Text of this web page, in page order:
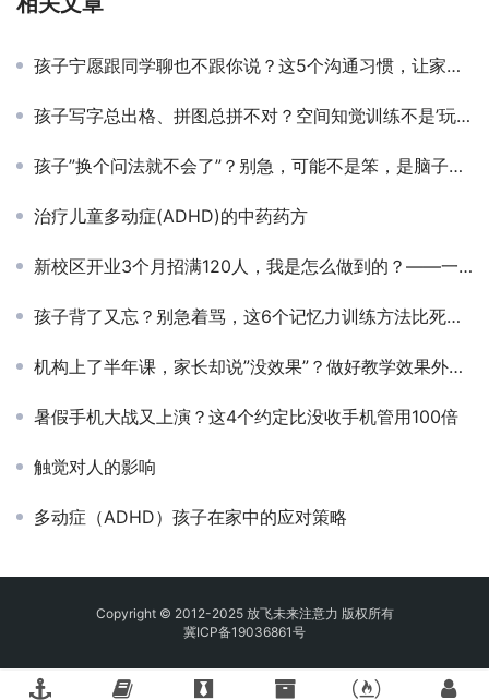
孩子宁愿跟同学聊也不跟你说？这5个沟通习惯，让家长重新走进孩子心里
孩子写字总出格、拼图总拼不对？空间知觉训练不是’玩积木’那么简单
孩子”换个问法就不会了”？别急，可能不是笨，是脑子里的”类比开关”没打开
治疗儿童多动症(ADHD)的中药药方
新校区开业3个月招满120人，我是怎么做到的？——一位加盟校长的实战复盘
孩子背了又忘？别急着骂，这6个记忆力训练方法比死记硬背管用100倍
机构上了半年课，家长却说”没效果”？做好教学效果外化，让进步看得见
暑假手机大战又上演？这4个约定比没收手机管用100倍
触觉对人的影响
多动症（ADHD）孩子在家中的应对策略
Copyright © 2012-2025 放飞未来注意力 版权所有
冀ICP备19036861号